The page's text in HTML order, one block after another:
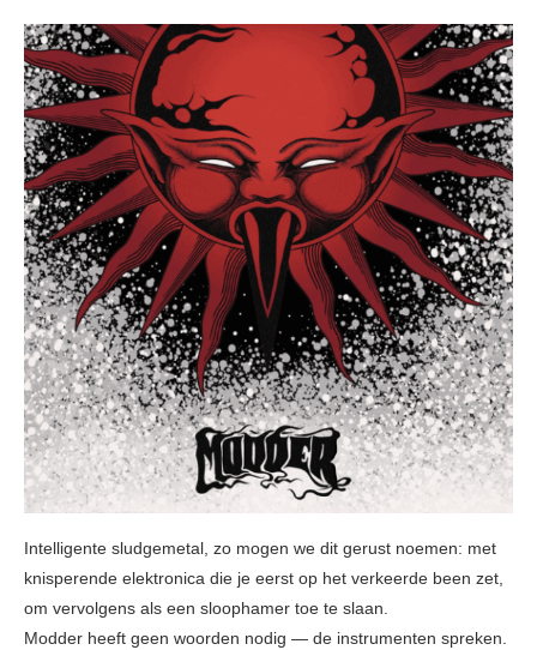
Intelligente sludgemetal, zo mogen we dit gerust noemen: met
knisperende elektronica die je eerst op het verkeerde been zet,
om vervolgens als een sloophamer toe te slaan.
Modder heeft geen woorden nodig — de instrumenten spreken.